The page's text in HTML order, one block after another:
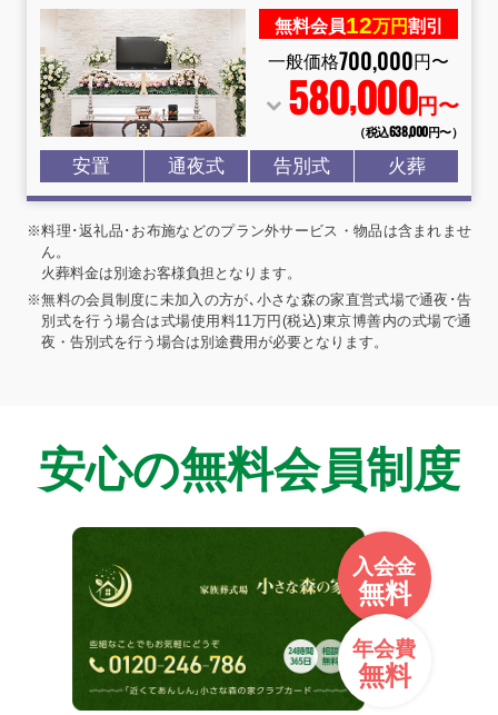
無料会員12万円割引
一般価格700,000円〜
580,000円〜
（税込638,000円〜）
安置 通夜式 告別式 火葬
※料理･返礼品･お布施などのプラン外サービス・物品は含まれませ
ん。
火葬料金は別途お客様負担となります。
※無料の会員制度に未加入の方が､小さな森の家直営式場で通夜･告
別式を行う場合は式場使用料11万円(税込)東京博善内の式場で通
夜・告別式を行う場合は別途費用が必要となります。
安心の無料会員制度
入会金
無料
年会費
無料